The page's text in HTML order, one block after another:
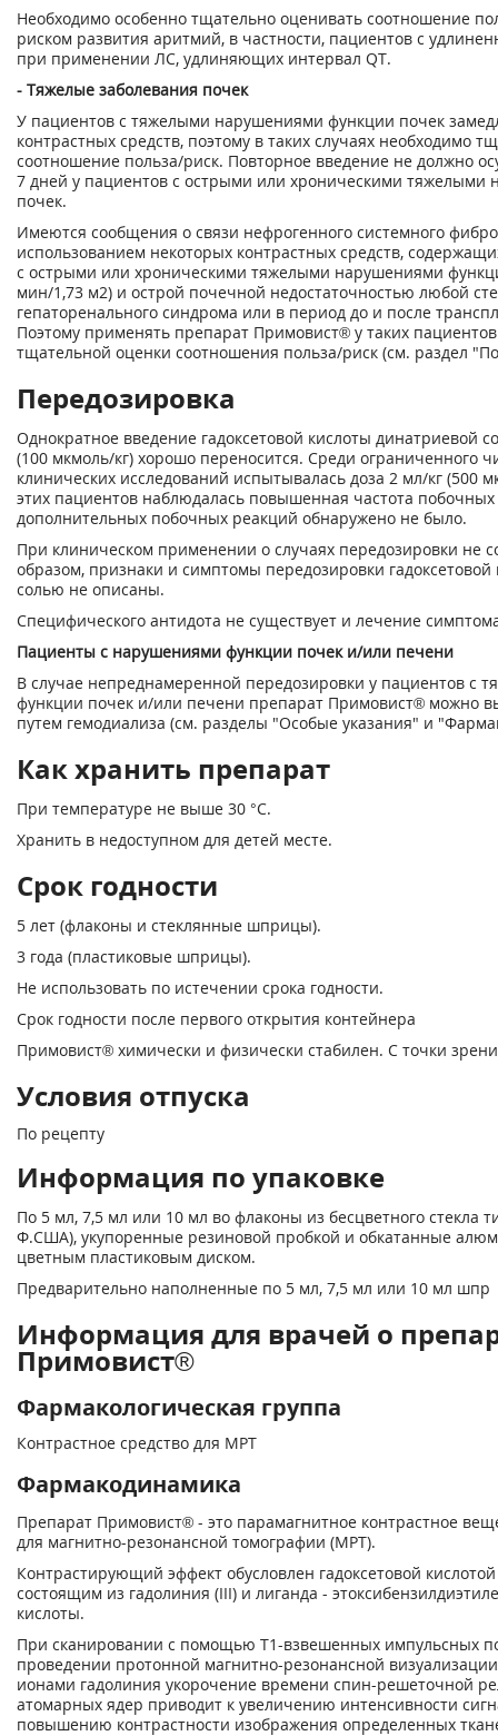
Необходимо особенно тщательно оценивать соотношение
риском развития аритмий, в частности, пациентов с
при применении ЛС, удлиняющих интервал QT.
- Тяжелые заболевания почек
У пациентов с тяжелыми нарушениями функции почек
контрастных средств, поэтому в таких случаях необходимо
соотношение польза/риск. Повторное введение не должно
7 дней у пациентов с острыми или хроническими тяжелыми
почек.
Имеются сообщения о связи нефрогенного системного
использованием некоторых контрастных средств,
с острыми или хроническими тяжелыми нарушениями
мин/1,73 м2) и острой почечной недостаточностью любой
гепаторенального синдрома или в период до и после
Поэтому применять препарат Примовист® у таких
тщательной оценки соотношения польза/риск (см. раздел
Передозировка
Однократное введение гадоксетовой кислоты динатриевой
(100 мкмоль/кг) хорошо переносится. Среди ограниченного
клинических исследований испытывалась доза 2 мл/кг (500
этих пациентов наблюдалась повышенная частота побочных
дополнительных побочных реакций обнаружено не было.
При клиническом применении о случаях передозировки не
образом, признаки и симптомы передозировки
солью не описаны.
Специфического антидота не существует и лечение
Пациенты с нарушениями функции почек и/или печени
В случае непреднамеренной передозировки у пациентов с
функции почек и/или печени препарат Примовист® можно
путем гемодиализа (см. разделы "Особые указания" и
Как хранить препарат
При температуре не выше 30 °С.
Хранить в недоступном для детей месте.
Срок годности
5 лет (флаконы и стеклянные шпри­цы).
3 года (пластиковые шприцы).
Не использовать по истечении срока годности.
Срок годности после первого от­крытия контейнера
Примовист® химически и физически стабилен. С точки
Условия отпуска
По рецепту
Информация по упаковке
По 5 мл, 7,5 мл или 10 мл во флаконы из бесцветного стекла
Ф.США), укупоренные резиновой пробкой и обкатанные
цветным пластиковым диском.
Предварительно наполненные по 5 мл, 7,5 мл или 10 мл шпр
Информация для врачей о
Примовист®
Фармакологическая группа
Контрастное средство для МРТ
Фармакодинамика
Препарат Примовист® - это парамагнитное контрастное
для магнитно-резонансной томографии (МРТ).
Контрастирующий эффект обусловлен гадоксетовой
состоящим из гадолиния (III) и лиганда -
кислоты.
При сканировании с помощью T1-взвешенных импульсных
проведении протонной магнитно-резонансной
ионами гадолиния укорочение времени спин-решеточной
атомарных ядер приводит к увеличению интенсивности
повышению контрастности изображения определенных